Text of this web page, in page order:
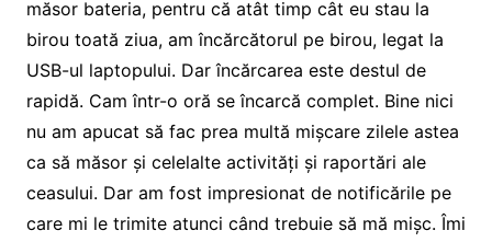
măsor bateria, pentru că atât timp cât eu stau la
birou toată ziua, am încărcătorul pe birou, legat la
USB-ul laptopului. Dar încărcarea este destul de
rapidă. Cam într-o oră se încarcă complet. Bine nici
nu am apucat să fac prea multă mișcare zilele astea
ca să măsor și celelalte activități și raportări ale
ceasului. Dar am fost impresionat de notificările pe
care mi le trimite atunci când trebuie să mă mișc. Îmi